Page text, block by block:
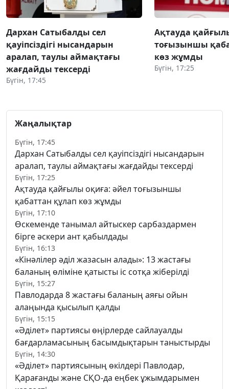
Дархан Сатыбалды сел
қауіпсіздігі нысандарын
аралап, таулы аймақтағы
жағдайды тексерді
Бүгін, 17:45
Ақтауда
тоғызыншы
көз жұмды
Бүгін, 17:25
Жаңалықтар
Бүгін, 17:45
Дархан Сатыбалды сел қауіпсіздігі нысандарын
аралап, таулы аймақтағы жағдайды тексерді
Бүгін, 17:25
Ақтауда қайғылы оқиға: әйел тоғызыншы
қабаттан құлап көз жұмды
Бүгін, 17:10
Өскеменде танымал айтыскер сарбаздармен
бірге әскери ант қабылдады
Бүгін, 16:13
«Кінәлілер әділ жазасын алады»: 13 жастағы
баланың өліміне қатысты іс сотқа жіберілді
Бүгін, 15:27
Павлодарда 8 жастағы баланың аяғы ойын
алаңында қысылып қалды
Бүгін, 15:15
«Әділет» партиясы өңірлерде сайлауалды
бағдарламасының басымдықтарын таныстырды
Бүгін, 14:30
«Әділет» партиясының өкілдері Павлодар,
Қарағанды және СҚО-да еңбек ұжымдарымен